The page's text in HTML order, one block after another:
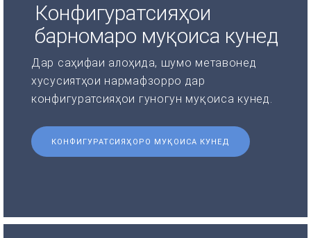
Конфигуратсияҳои
барномаро муқоиса кунед
Дар саҳифаи алоҳида, шумо метавонед
хусусиятҳои нармафзорро дар
конфигуратсияҳои гуногун муқоиса кунед.
КОНФИГУРАТСИЯҲОРО МУҚОИСА КУНЕД